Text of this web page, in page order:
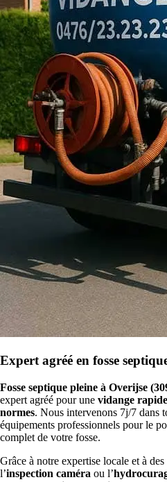
Expert agréé en fosse
Fosse septique pleine à Overijse
expert agréé pour une vidange
normes. Nous intervenons 7j/7 dans
équipements professionnels pour le
complet de votre fosse.
Grâce à notre expertise locale et à
l’inspection caméra ou l’